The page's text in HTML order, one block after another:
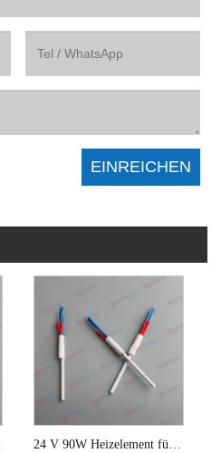
24 V 90W Heizelement für Hakko 942 Lötstation